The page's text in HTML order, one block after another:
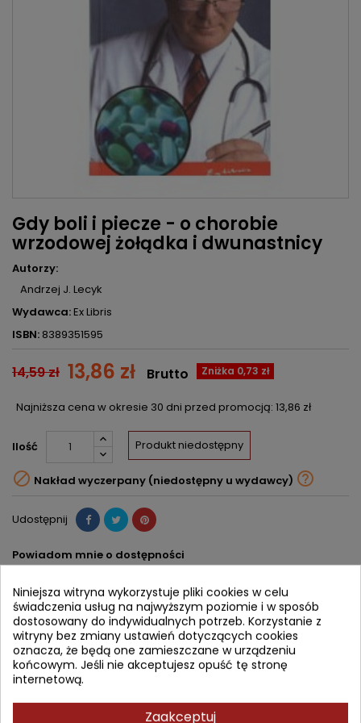
Gdy boli i piecze - o chorobie
wrzodowej żołądka i dwunastnicy
Autorzy:
Andrzej J. Lecyk
Wydawca:Ex Libris
ISBN: 8389351595
14,59 zł 13,86 zł Zniżka 0,73 zł
Brutto
Najniższa cena w okresie 30 dni przed promocją: 13,86 zł
Ilość Produkt niedostępny
 Nakład wyczerpany (niedostępny u wydawcy) 
Udostępnij
Powiadom mnie o dostępności
dostępności tej książki
ZAPISZ
OPIS SZCZEGÓŁY PRODUKTU
Książka Gdy boli i piecze. O chorobie wrzodowej żołądka i
dwunastnicy ukazuje się jako druga pozycja serii Z MEDYCYNĄ
Niniejsza witryna wykorzystuje pliki cookies w celu
świadczenia usług na najwyższym poziomie i w sposób
dostosowany do indywidualnych potrzeb. Korzystanie z
witryny bez zmiany ustawień dotyczących cookies
oznacza, że będą one zamieszczane w urządzeniu
końcowym. Jeśli nie akceptujesz opuść tę stronę
internetową.
Zaakceptuj